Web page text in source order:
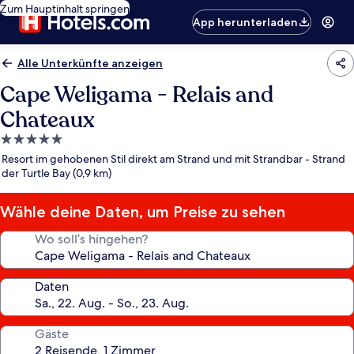
Zum Hauptinhalt springen
App herunterladen
Alle Unterkünfte anzeigen
Cape Weligama - Relais and
Chateaux
5.0-
Sterne-
Unterkunft
Resort im gehobenen Stil direkt am Strand und mit Strandbar - Strand
der Turtle Bay (0,9 km)
Wähle deine Daten, um Preise zu sehen
Wo soll’s hingehen?
Daten
Gäste